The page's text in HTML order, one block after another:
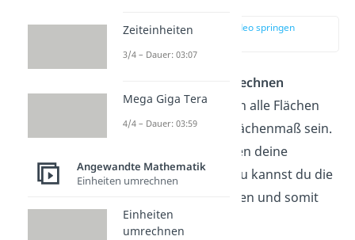
zur Stelle im Video springen
mit Flächen rechnen
möchtest, dann müssen alle Flächen
immer in demselben Flächenmaß sein.
Ansonsten funktionieren deine
Rechnungen nicht. Dazu kannst du die
Flächenmaße umrechnen und somit
vereinheitlichen.
Zeiteinheiten
3/4 – Dauer: 03:07
Mega Giga Tera
4/4 – Dauer: 03:59
Angewandte Mathematik
Einheiten umrechnen
Einheiten
umrechnen